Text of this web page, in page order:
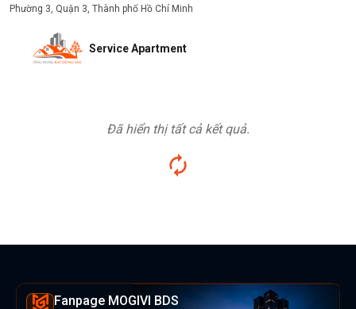
Phường 3, Quận 3, Thành phố Hồ Chí Minh
Service Apartment
Đã hiển thị tất cả kết quả.
Fanpage MOGIVI BDS